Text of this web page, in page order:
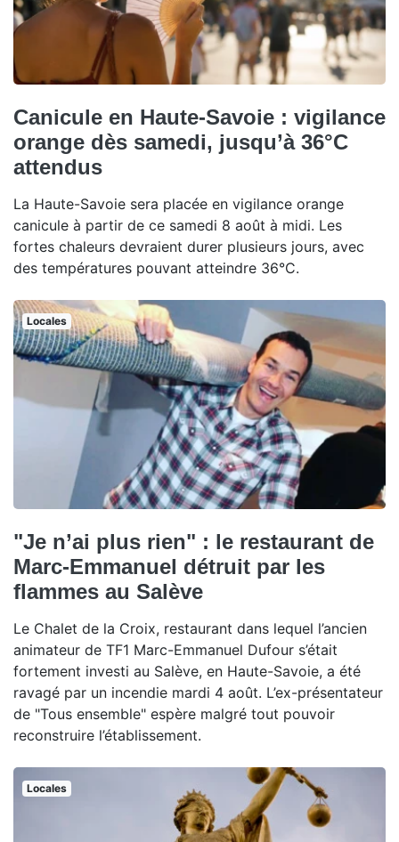
Canicule en Haute-Savoie : vigilance
orange dès samedi, jusqu’à 36°C
attendus
La Haute-Savoie sera placée en vigilance orange
canicule à partir de ce samedi 8 août à midi. Les
fortes chaleurs devraient durer plusieurs jours, avec
des températures pouvant atteindre 36°C.
Locales
"Je n’ai plus rien" : le restaurant de
Marc-Emmanuel détruit par les
flammes au Salève
Le Chalet de la Croix, restaurant dans lequel l’ancien
animateur de TF1 Marc-Emmanuel Dufour s’était
fortement investi au Salève, en Haute-Savoie, a été
ravagé par un incendie mardi 4 août. L’ex-présentateur
de "Tous ensemble" espère malgré tout pouvoir
reconstruire l’établissement.
Locales